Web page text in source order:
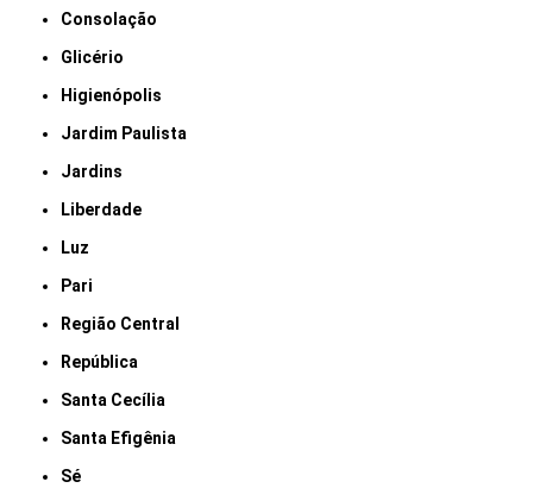
Consolação
Glicério
Higienópolis
Jardim Paulista
Jardins
Liberdade
Luz
Pari
Região Central
República
Santa Cecília
Santa Efigênia
Sé